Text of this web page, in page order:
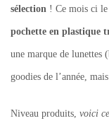
sélection ! Ce mois ci
pochette en plastique
une marque de lunettes
goodies de l’année, mais
Niveau produits, voici